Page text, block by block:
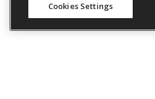
Cookies Settings